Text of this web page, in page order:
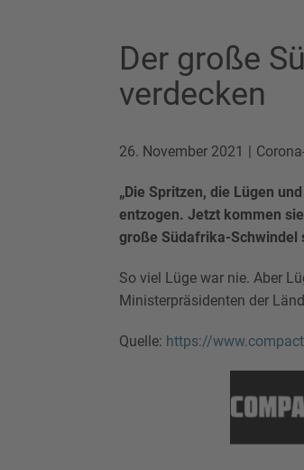
Der große
verdecken
26. November 2021
„Die Spritzen, die Lügen
entzogen. Jetzt kommen
große Südafrika-
So viel Lüge war nie. Aber
Ministerpräsidenten der
Quelle: https://